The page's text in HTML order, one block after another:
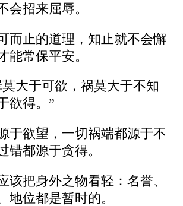
会招来屈辱。
而止的道理，知止就不会懈
能常保平安。
莫大于可欲，祸莫大于不知
欲得。”
于欲望，一切祸端都源于不
错都源于贪得。
该把身外之物看轻：名誉、
地位都是暂时的。